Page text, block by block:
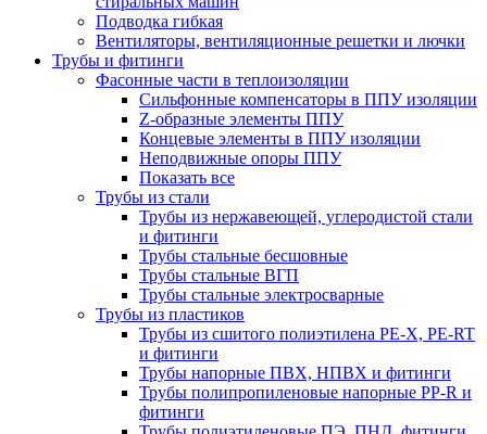
Подводка гибкая
Вентиляторы, вентиляционные решетки и лючки
Трубы и фитинги
Фасонные части в теплоизоляции
Cильфонные компенсаторы в ППУ изоляции
Z-образные элементы ППУ
Концевые элементы в ППУ изоляции
Неподвижные опоры ППУ
Показать все
Трубы из стали
Трубы из нержавеющей, углеродистой стали
и фитинги
Трубы стальные бесшовные
Трубы стальные ВГП
Трубы стальные электросварные
Трубы из пластиков
Трубы из сшитого полиэтилена PE-X, PE-RT
и фитинги
Трубы напорные ПВХ, НПВХ и фитинги
Трубы полипропиленовые напорные PP-R и
фитинги